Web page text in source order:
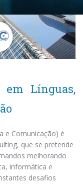
em Línguas,
e Comunicação) é
que se pretende
melhorando
informática e
desafios